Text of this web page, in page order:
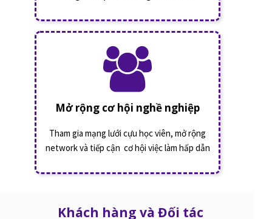
Mở rộng cơ hội nghề nghiệp
Tham gia mạng lưới cựu học viên, mở rộng
network và tiếp cận cơ hội việc làm hấp dẫn
Khách hàng và Đối tác